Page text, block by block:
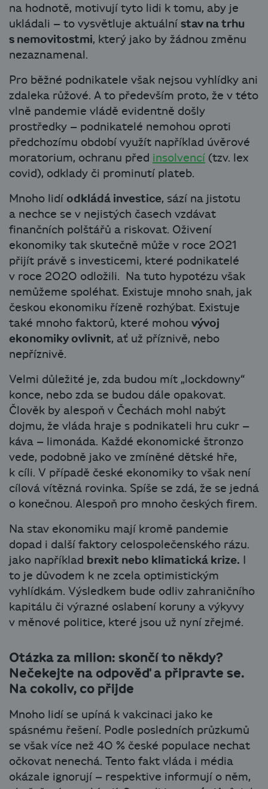
na hodnotě, motivují tyto lidi k tomu, aby je
ukládali – to vysvětluje aktuální stav na trhu
s nemovitostmi, který jako by žádnou změnu
nezaznamenal.
Pro běžné podnikatele však nejsou vyhlídky ani
zdaleka růžové. A to především proto, že v této
vlně pandemie vládě evidentně došly
prostředky – podnikatelé nemohou oproti
předchozímu období využít například úvěrové
moratorium, ochranu před insolvencí (tzv. lex
covid), odklady či prominutí plateb.
Mnoho lidí odkládá investice, sází na jistotu
a nechce se v nejistých časech vzdávat
finančních polštářů a riskovat. Oživení
ekonomiky tak skutečně může v roce 2021
přijít právě s investicemi, které podnikatelé
v roce 2020 odložili. Na tuto hypotézu však
nemůžeme spoléhat. Existuje mnoho snah, jak
českou ekonomiku řízeně rozhýbat. Existuje
také mnoho faktorů, které mohou vývoj
ekonomiky ovlivnit, ať už příznivě, nebo
nepříznivě.
Velmi důležité je, zda budou mít „lockdowny“
konce, nebo zda se budou dále opakovat.
Člověk by alespoň v Čechách mohl nabýt
dojmu, že vláda hraje s podnikateli hru cukr –
káva – limonáda. Každé ekonomické štronzo
vede, podobně jako ve zmíněné dětské hře,
k cíli. V případě české ekonomiky to však není
cílová vítězná rovinka. Spíše se zdá, že se jedná
o konečnou. Alespoň pro mnoho českých firem.
Na stav ekonomiku mají kromě pandemie
dopad i další faktory celospolečenského rázu.
jako například brexit nebo klimatická krize.
to je důvodem k ne zcela optimistickým
vyhlídkám. Výsledkem bude odliv zahraničního
kapitálu či výrazné oslabení koruny a výkyvy
v měnové politice, které jsou už nyní zřejmé.
Otázka za milion: skončí to někdy?
Nečekejte na odpověď a připravte se.
Na cokoliv, co přijde
Mnoho lidí se upíná k vakcinaci jako ke
spásnému řešení. Podle posledních průzkumů
se však více než 40 % české populace nechat
očkovat nenechá. Tento fakt vláda i média
okázale ignorují – respektive informují o něm,